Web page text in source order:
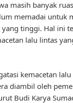
masih banyak
memadai untuk
tinggi. Hal ini
lalu lintas
kemacetan
diambil oleh
Budi Karya